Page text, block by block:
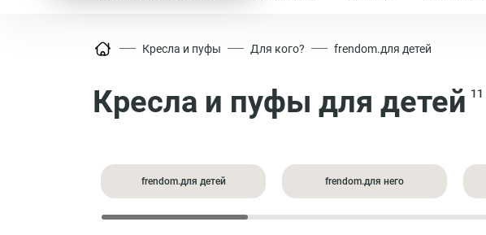
Кресла и пуфы Для кого? frendom.для детей
Кресла и пуфы для детей
frendom.для детей frendom.для него